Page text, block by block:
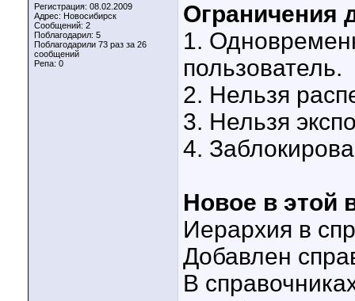
Регистрация: 08.02.2009
Адрес: Новосибирск
Сообщений: 2
Поблагодарил: 5
Поблагодарили 73 раз за 26
сообщений
Репа: 0
Ограничения
1.
пользователь.
2. Нельзя
3. Нельзя
4.
Новое в этой
Иерархия в
Добавлен
В